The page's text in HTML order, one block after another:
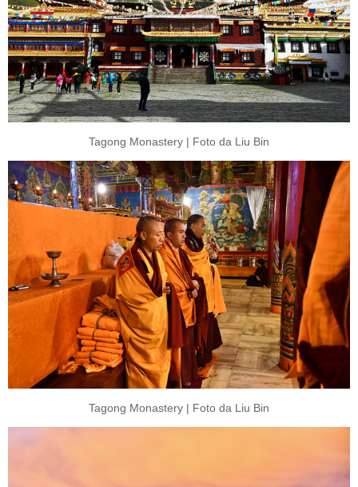
Tagong Monastery | Foto da Liu Bin
Tagong Monastery | Foto da Liu Bin